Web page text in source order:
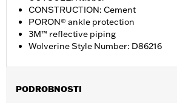
CONSTRUCTION: Cement
PORON® ankle protection
3M™ reflective piping
Wolverine Style Number: D86216
PODROBNOSTI